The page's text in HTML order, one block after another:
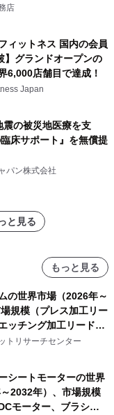
店
ィットネス 国内の会員
】グランドオープンの
6,000店舗目で達成！
Japan
震の被災地医療を支
床サポート』を無償提
パン株式会社
と見る
もっと見る
の世界市場（2026年～
規模（プレス加工リー
ッチング加工リードフ
レポートを発表
トリサーチセンター
シートモーターの世界
2032年）、市場規模
モーター、ブラシレ